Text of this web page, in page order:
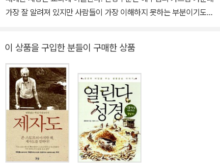
지 30여 권이 넘는 저서로 전 세계 기독교에 지대한 영향을 끼치고
있다.
가장 잘 알려져 있지만 사람들이 가장 이해하지 못하는 부분이기도
는 제자들이 어떤 사람이 되며 어떻게 행동하기를 원하시는지 친히
설명하고 계시기 때문이다. 예수님은 단순히 윤리적 규칙들을 늘어놓
지 않으셨다. 산상수훈의 처음부터 끝까지 세상의 방식과는 대비되는
전혀 다른 가치관을 제시하신다. 우리는 선택해야 한다. 무리를 따를
것인가. 예수님을 따를 것인가. 세상 여론이라는 바람에 흔들리는 갈
대가 될 것인가, 예수님의 말씀에 지배를 받을 것인가. 생명에 이르는
좁은 길을 갈 것인가. 멸망에 이르는 넓은 길을 갈 것인가. 산상 설교
는 우리에게 대안을 제시하며 선택을 촉구한다. 세상에 순응하지 말
라! 너희는 다르다! 다르게 살아야 한다! 유일한 대안은 예수님의 말씀
이 상품을 구입한 분들이 구매한 상품